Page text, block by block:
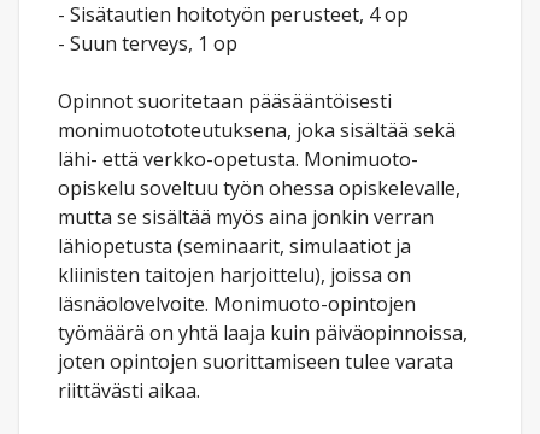
- Sisätautien hoitotyön perusteet, 4 op
- Suun terveys, 1 op
Opinnot suoritetaan pääsääntöisesti
monimuotototeutuksena, joka sisältää sekä
lähi- että verkko-opetusta. Monimuoto-
opiskelu soveltuu työn ohessa opiskelevalle,
mutta se sisältää myös aina jonkin verran
lähiopetusta (seminaarit, simulaatiot ja
kliinisten taitojen harjoittelu), joissa on
läsnäolovelvoite. Monimuoto-opintojen
työmäärä on yhtä laaja kuin päiväopinnoissa,
joten opintojen suorittamiseen tulee varata
riittävästi aikaa.